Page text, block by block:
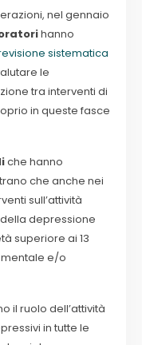
nel gennaio
hanno
sistematica
le
tra interventi di
in queste fasce
che hanno
che anche nei
sull’attività
depressione
superiore ai 13
e/o
il ruolo dell’attività
in tutte le